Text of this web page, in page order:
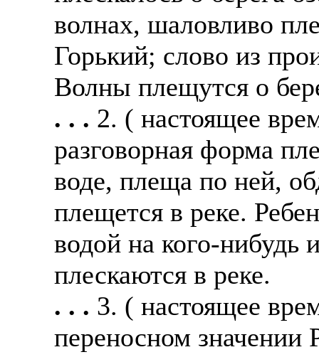
волнах, шаловливо
Горький; слово из
Волны плещутся о
. . . 2. ( настоящее
разговорная форма
воде, плеща по ней,
плещется в реке.
водой на кого-нибудь
плескаются в реке.
. . . 3. ( настоящее
переносном значении